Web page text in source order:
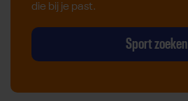
die bij je past.
Sport zoeken